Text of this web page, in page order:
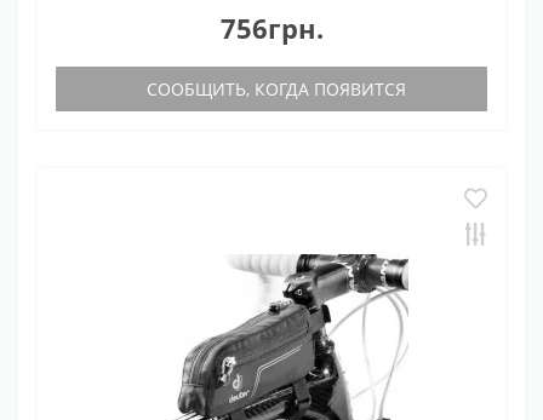
756грн.
СООБЩИТЬ, КОГДА ПОЯВИТСЯ